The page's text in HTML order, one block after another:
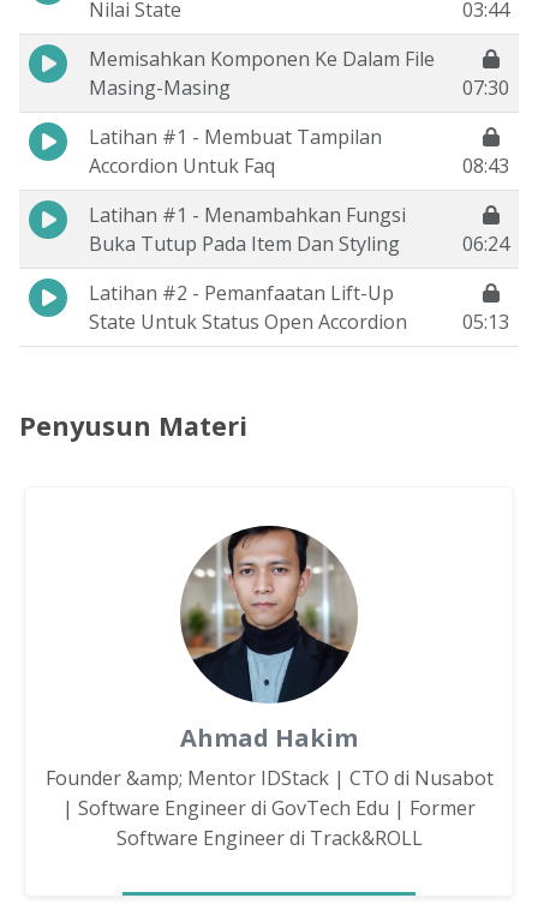
Nilai State
03:44
Memisahkan Komponen Ke Dalam File
Masing-Masing
07:30
Latihan #1 - Membuat Tampilan
Accordion Untuk Faq
08:43
Latihan #1 - Menambahkan Fungsi
Buka Tutup Pada Item Dan Styling
06:24
Latihan #2 - Pemanfaatan Lift-Up
State Untuk Status Open Accordion
05:13
Penyusun Materi
Ahmad Hakim
Founder &amp; Mentor IDStack | CTO di Nusabot
| Software Engineer di GovTech Edu | Former
Software Engineer di Track&ROLL